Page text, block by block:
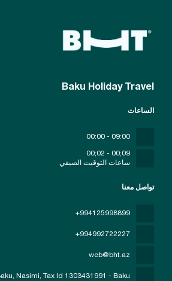
Baku Holiday Travel
تواصل معنا
+994125998899
+994992722227
web@bht.az
Nasimi, Tax Id 1303431991 - Baku
الساعات
09:00 - 00:00
09;00 - 02;00
ساعات التوقيت الصيفي